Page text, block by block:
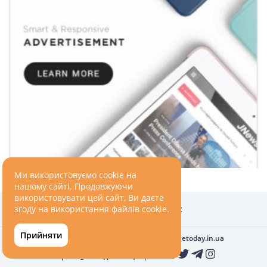
Подорожі
Україною
ГОТУЄМО РАЗОМ
BEAUTY
Головна Про нас
Всі права захищені © 2010-2026
ukrainetoday.in.ua
Ми використовуємо cookie на
нашому сайті. Продовжуючи
використовувати цей сайт, Ви даєте
згоду на використання файлів cookie.
Прийняти